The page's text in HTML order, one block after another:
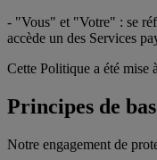
- "Vous" et "Votre" : se
accède un des Services
Cette Politique a été mise
Principes de
Notre engagement de